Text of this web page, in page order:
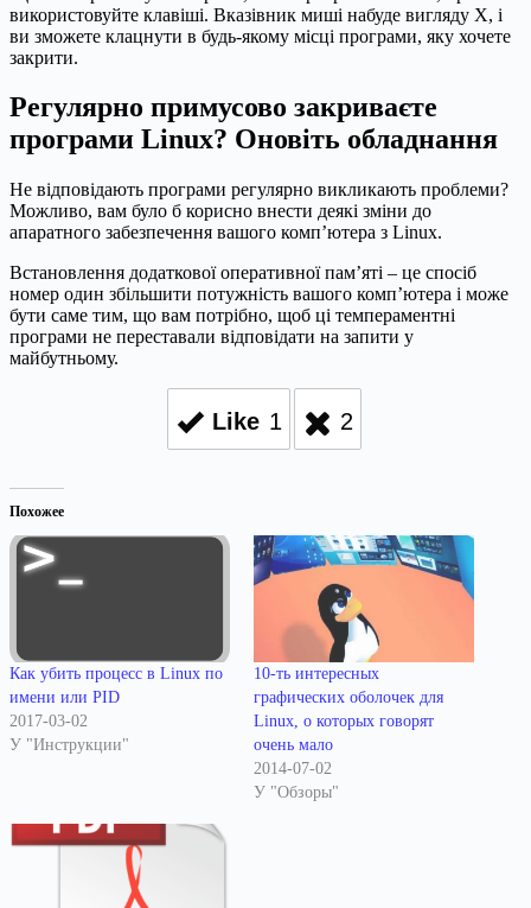
використовуйте клавіші. Вказівник миші набуде вигляду X, і
ви зможете клацнути в будь-якому місці програми, яку хочете
закрити.
Регулярно примусово закриваєте
програми Linux? Оновіть обладнання
Не відповідають програми регулярно викликають проблеми?
Можливо, вам було б корисно внести деякі зміни до
апаратного забезпечення вашого комп’ютера з Linux.
Встановлення додаткової оперативної пам’яті – це спосіб
номер один збільшити потужність вашого комп’ютера і може
бути саме тим, що вам потрібно, щоб ці темпераментні
програми не переставали відповідати на запити у
майбутньому.
Like 1 2
Похожее
Как убить процесс в Linux по
имени или PID
2017-03-02
У "Инструкции"
10-ть интересных
графических оболочек для
Linux, о которых говорят
очень мало
2014-07-02
У "Обзоры"